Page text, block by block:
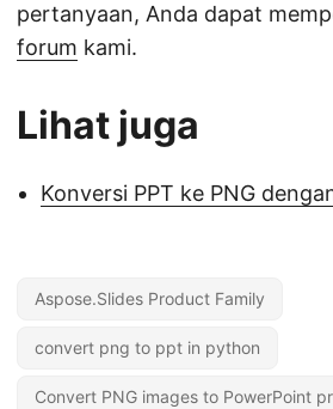
pertanyaan, Anda dapat
forum kami.
Lihat juga
Konversi PPT ke PNG
Aspose.Slides Product Family
convert png to ppt in python
Convert PNG images to PowerPoint